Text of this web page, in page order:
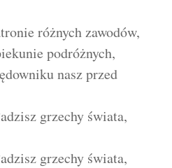
różnych zawodów,
podróżnych,
nasz przed
grzechy świata,
grzechy świata,